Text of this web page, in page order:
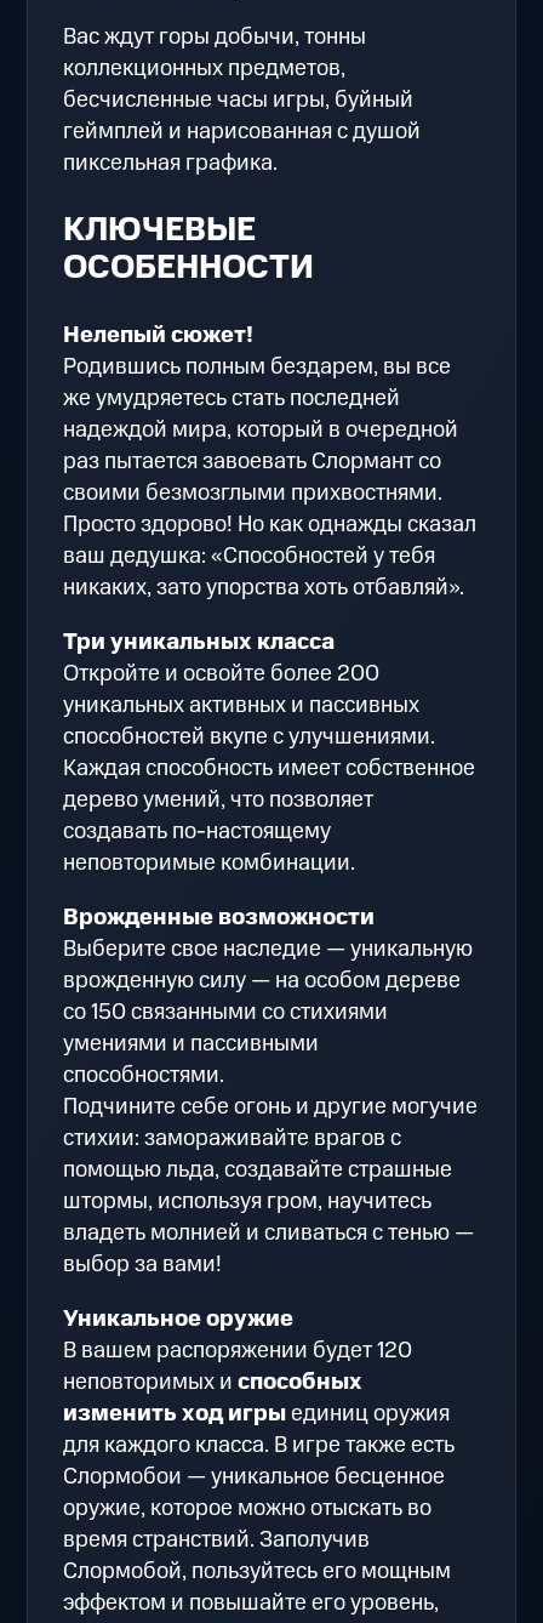
Вас ждут горы добычи, тонны
коллекционных предметов,
бесчисленные часы игры, буйный
геймплей и нарисованная с душой
пиксельная графика.
КЛЮЧЕВЫЕ
ОСОБЕННОСТИ
Нелепый сюжет!
Родившись полным бездарем, вы все
же умудряетесь стать последней
надеждой мира, который в очередной
раз пытается завоевать Слормант со
своими безмозглыми прихвостнями.
Просто здорово! Но как однажды сказал
ваш дедушка: «Способностей у тебя
никаких, зато упорства хоть отбавляй».
Три уникальных класса
Откройте и освойте более 200
уникальных активных и пассивных
способностей вкупе с улучшениями.
Каждая способность имеет собственное
дерево умений, что позволяет
создавать по-настоящему
неповторимые комбинации.
Врожденные возможности
Выберите свое наследие — уникальную
врожденную силу — на особом дереве
со 150 связанными со стихиями
умениями и пассивными
способностями.
Подчините себе огонь и другие могучие
стихии: замораживайте врагов с
помощью льда, создавайте страшные
штормы, используя гром, научитесь
владеть молнией и сливаться с тенью —
выбор за вами!
Уникальное оружие
В вашем распоряжении будет 120
неповторимых испособных
изменить ход игрыединиц оружия
для каждого класса. В игре также есть
Слормобои — уникальное бесценное
оружие, которое можно отыскать во
время странствий. Заполучив
Слормобой, пользуйтесь его мощным
эффектом и повышайте его уровень,